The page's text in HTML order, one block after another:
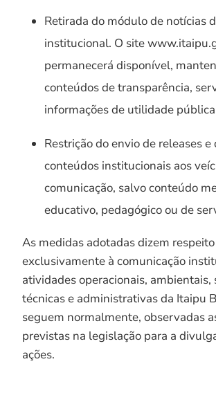
Retirada do módulo de notícias
institucional. O site
permanecerá disponível,
conteúdos de transparência,
informações de utilidade
Restrição do envio de releases e
conteúdos institucionais aos
comunicação, salvo conteúdo
educativo, pedagógico ou de
As medidas adotadas dizem respeito
exclusivamente à comunicação
atividades operacionais, ambientais,
técnicas e administrativas da Itaipu
seguem normalmente, observadas
previstas na legislação para a
ações.